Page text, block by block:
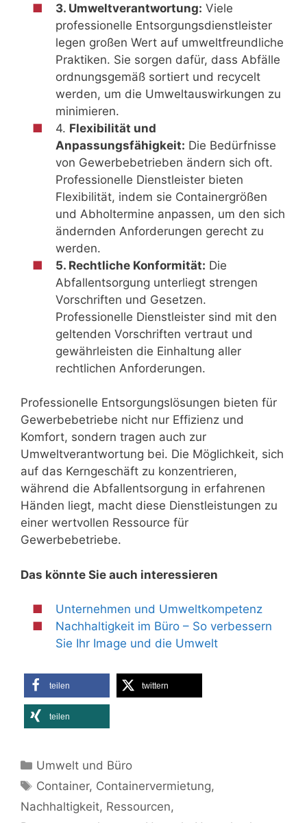
3. Umweltverantwortung: Viele
professionelle Entsorgungsdienstleister
legen großen Wert auf umweltfreundliche
Praktiken. Sie sorgen dafür, dass Abfälle
ordnungsgemäß sortiert und recycelt
werden, um die Umweltauswirkungen zu
minimieren.
4. Flexibilität und
Anpassungsfähigkeit: Die Bedürfnisse
von Gewerbebetrieben ändern sich oft.
Professionelle Dienstleister bieten
Flexibilität, indem sie Containergrößen
und Abholtermine anpassen, um den sich
ändernden Anforderungen gerecht zu
werden.
5. Rechtliche Konformität: Die
Abfallentsorgung unterliegt strengen
Vorschriften und Gesetzen.
Professionelle Dienstleister sind mit den
geltenden Vorschriften vertraut und
gewährleisten die Einhaltung aller
rechtlichen Anforderungen.
Professionelle Entsorgungslösungen bieten für
Gewerbebetriebe nicht nur Effizienz und
Komfort, sondern tragen auch zur
Umweltverantwortung bei. Die Möglichkeit, sich
auf das Kerngeschäft zu konzentrieren,
während die Abfallentsorgung in erfahrenen
Händen liegt, macht diese Dienstleistungen zu
einer wertvollen Ressource für
Gewerbebetriebe.
Das könnte Sie auch interessieren
Unternehmen und Umweltkompetenz
Nachhaltigkeit im Büro – So verbessern
Sie Ihr Image und die Umwelt
teilen twittern
teilen
Kategorien
Umwelt und Büro
Schlagwörter
Container, Containervermietung,
Nachhaltigkeit, Ressourcen,